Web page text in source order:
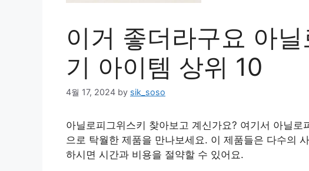
이거 좋더라구요 아
기 아이템 상위 10
4월 17, 2024 by sik_soso
아닐로피그위스키 찾아보고 계신가요? 여기서 아닐
으로 탁월한 제품을 만나보세요. 이 제품들은 다수의
하시면 시간과 비용을 절약할 수 있어요.